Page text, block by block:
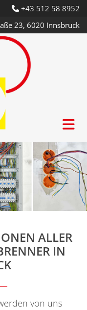
 +43 512 58 8952
23, 6020 Innsbruck
ALLER
IN
von uns